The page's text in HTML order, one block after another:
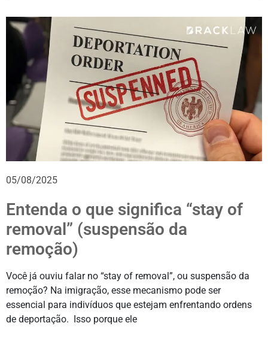
05/08/2025
Entenda o que significa “stay of
removal” (suspensão da
remoção)
Você já ouviu falar no “stay of removal”, ou suspensão da
remoção? Na imigração, esse mecanismo pode ser
essencial para indivíduos que estejam enfrentando ordens
de deportação. Isso porque ele